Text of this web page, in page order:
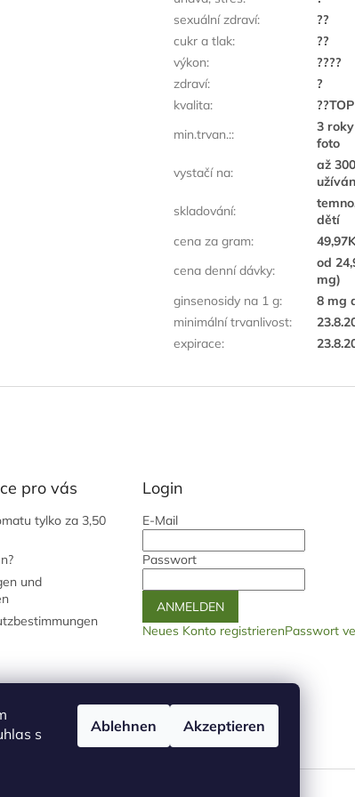
s
Ablehnen Akzeptieren
sexuální zdraví:
??
cukr a tlak:
??
výkon:
????
zdraví:
?
kvalita:
??TOP
min.trvan.::
3
foto
vystačí na:
až
skladování:
dětí
cena za gram:
cena denní dávky:
od
mg)
ginsenosidy na 1 g:
8 mg
minimální trvanlivost:
expirace:
pro vás
tylko za 3,50
und
Login
E-Mail
Passwort
ANMELDEN
Neues Konto registrierenPasswort